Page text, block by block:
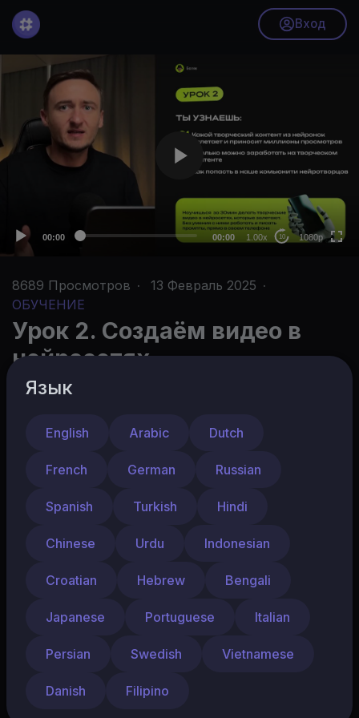
Вход
o
P
r
00:00 00:00 1.00x 10 1080p
720p
480p
360p
8689 Просмотров · 13 Февраль 2025 ·
ОБУЧЕНИЕ
Урок 2. Создаём видео в
нейросетях
Поделиться
Калейдоскоп
10 Подписчики
Подписаться
Больше материалов и уроков по нейросетям
Язык
English Arabic Dutch
French German Russian
Spanish Turkish Hindi
Chinese Urdu Indonesian
Croatian Hebrew Bengali
Japanese Portuguese Italian
Persian Swedish Vietnamese
Danish Filipino